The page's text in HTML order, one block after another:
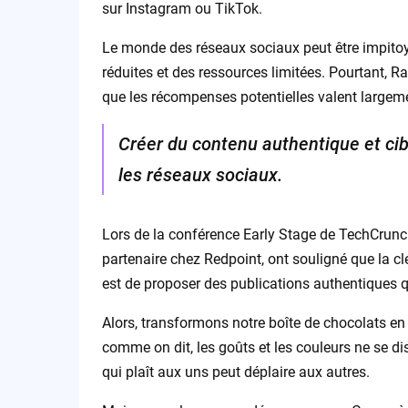
sur Instagram ou TikTok.
Le monde des réseaux sociaux peut être
réduites et des ressources limitées. Pourtant,
que les récompenses potentielles valent
Créer du contenu authentique et
les réseaux sociaux.
Lors de la conférence Early Stage de
partenaire chez Redpoint, ont souligné que la
est de proposer des publications authentiques
Alors, transformons notre boîte de chocolats
comme on dit, les goûts et les couleurs ne se
qui plaît aux uns peut déplaire aux autres.